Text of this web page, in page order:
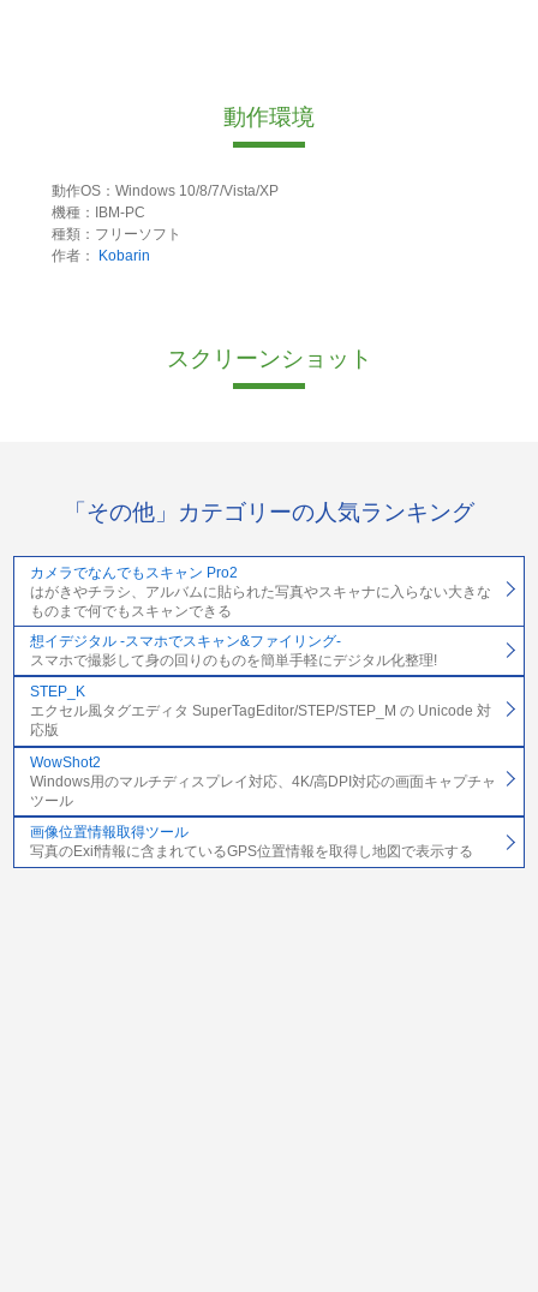
動作環境
動作OS：Windows 10/8/7/Vista/XP
機種：IBM-PC
種類：フリーソフト
作者：
Kobarin
スクリーンショット
「その他」カテゴリーの人気ランキング
カメラでなんでもスキャン Pro2
はがきやチラシ、アルバムに貼られた写真やスキャナに入らない大きな
ものまで何でもスキャンできる
想イデジタル -スマホでスキャン&ファイリング-
スマホで撮影して身の回りのものを簡単手軽にデジタル化整理!
STEP_K
エクセル風タグエディタ SuperTagEditor/STEP/STEP_M の Unicode 対
応版
WowShot2
Windows用のマルチディスプレイ対応、4K/高DPI対応の画面キャプチャ
ツール
画像位置情報取得ツール
写真のExif情報に含まれているGPS位置情報を取得し地図で表示する